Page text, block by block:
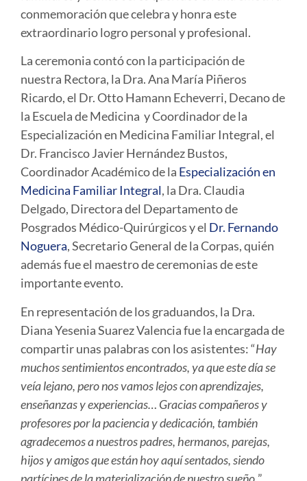
conmemoración que celebra y honra este
extraordinario logro personal y profesional.
La ceremonia contó con la participación de
nuestra Rectora, la Dra. Ana María Piñeros
Ricardo, el Dr. Otto Hamann Echeverri, Decano de
la Escuela de Medicina y Coordinador de la
Especialización en Medicina Familiar Integral, el
Dr. Francisco Javier Hernández Bustos,
Coordinador Académico de la Especialización en
Medicina Familiar Integral, la Dra. Claudia
Delgado, Directora del Departamento de
Posgrados Médico-Quirúrgicos y el Dr. Fernando
Noguera, Secretario General de la Corpas, quién
además fue el maestro de ceremonias de este
importante evento.
En representación de los graduandos, la Dra.
Diana Yesenia Suarez Valencia fue la encargada de
compartir unas palabras con los asistentes: “Hay
muchos sentimientos encontrados, ya que este día se
veía lejano, pero nos vamos lejos con aprendizajes,
enseñanzas y experiencias… Gracias compañeros y
profesores por la paciencia y dedicación, también
agradecemos a nuestros padres, hermanos, parejas,
hijos y amigos que están hoy aquí sentados, siendo
partícipes de la materialización de nuestro sueño.”